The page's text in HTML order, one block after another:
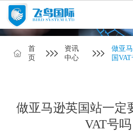
首
页
资讯
中心
做亚
国
做亚马逊英国站一定
VAT号吗